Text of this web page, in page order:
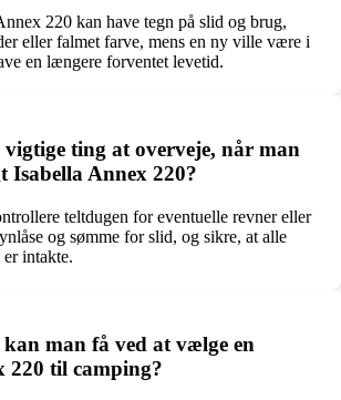
220 kan have tegn på slid og brug,
eller falmet farve, mens en ny ville være i
en længere forventet levetid.
ting at overveje, når man
Isabella Annex 220?
teltdugen for eventuelle revner eller
og sømme for slid, og sikre, at alle
intakte.
man få ved at vælge en
220 til camping?